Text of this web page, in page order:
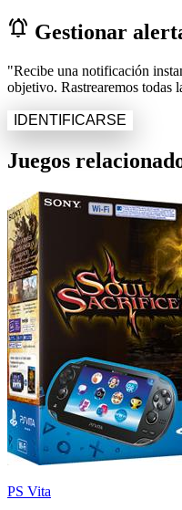
notifications_active Gestionar
"Recibe una notificación
objetivo. Rastrearemos todas
IDENTIFICARSE
Juegos
PS Vita